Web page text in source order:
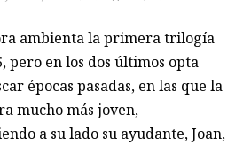
ambienta la primera trilogía
pero en los dos últimos opta
épocas pasadas, en las que la
mucho más joven,
a su lado su ayudante, Joan,